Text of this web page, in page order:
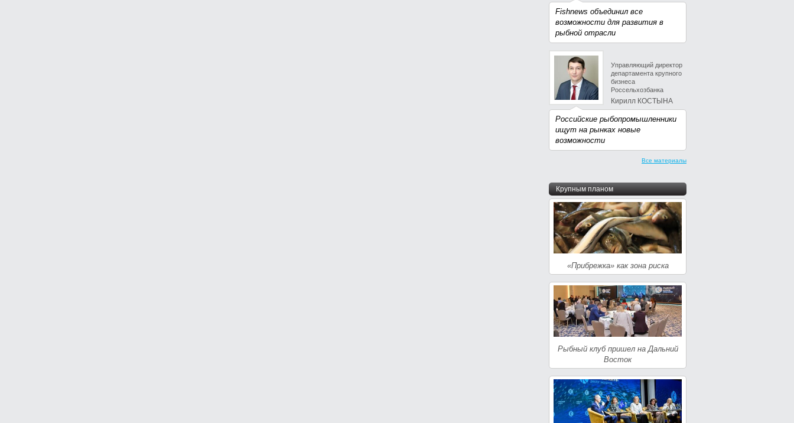
Fishnews объединил все
возможности для развития в
рыбной отрасли
Управляющий директор
департамента крупного
бизнеса
Россельхозбанка
Кирилл КОСТЫНА
Российские рыбопромышленники
ищут на рынках новые
возможности
Все материалы
Крупным планом
«Прибрежка» как зона риска
Рыбный клуб пришел на Дальний
Восток